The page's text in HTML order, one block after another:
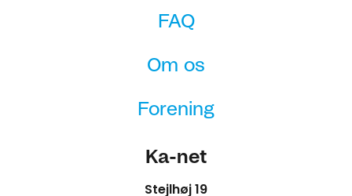
FAQ
Om os
Forening
Ka-net
Stejlhøj 19